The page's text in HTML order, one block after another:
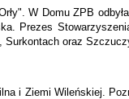
W Domu ZPB
Surkontach oraz
i Ziemi Wileńskiej.